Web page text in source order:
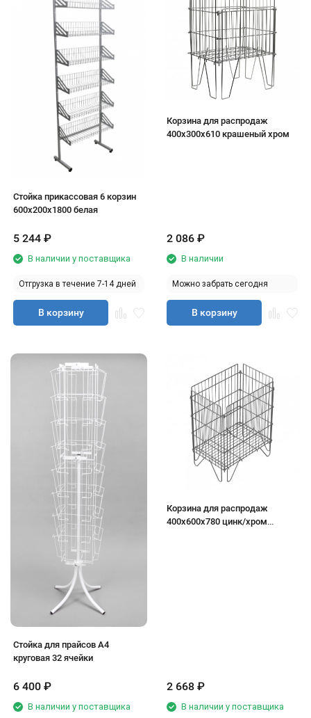
Стойка прикассовая 6 корзин
600х200х1800 белая
5 244 ₽
В наличии у поставщика
Отгрузка в течение 7-14 дней
В корзину
Корзина для распродаж
400х300х610 крашеный хром
2 086 ₽
В наличии
Можно забрать сегодня
В корзину
Стойка для прайсов А4
круговая 32 ячейки
6 400 ₽
В наличии у поставщика
Корзина для распродаж
400х600х780 цинк/хром
2 668 ₽
В наличии у поставщика